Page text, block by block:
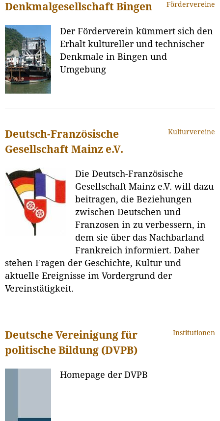
Fördervereine
Denkmalgesellschaft Bingen
Der Förderverein kümmert sich den
Erhalt kultureller und technischer
Denkmale in Bingen und
Umgebung
Kulturvereine
Deutsch-Französische
Gesellschaft Mainz e.V.
Die Deutsch-Französische
Gesellschaft Mainz e.V. will dazu
beitragen, die Beziehungen
zwischen Deutschen und
Franzosen in zu verbessern, in
dem sie über das Nachbarland
Frankreich informiert. Daher
stehen Fragen der Geschichte, Kultur und
aktuelle Ereignisse im Vordergrund der
Vereinstätigkeit.
Institutionen
Deutsche Vereinigung für
politische Bildung (DVPB)
Homepage der DVPB